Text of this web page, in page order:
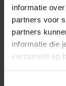
informatie
partners voor
partners
informatie die
verzameld op
KENMERKEN
VERPAKKING
KLEURSTAAL